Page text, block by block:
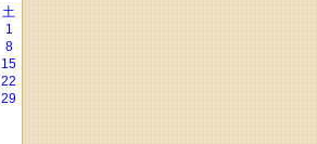
土
1
8
15
22
29